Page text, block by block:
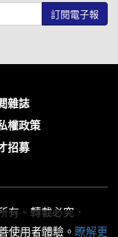
雜誌
權政策
招募
有、轉載必究．
Ltd.
使用者體驗。 瞭解更